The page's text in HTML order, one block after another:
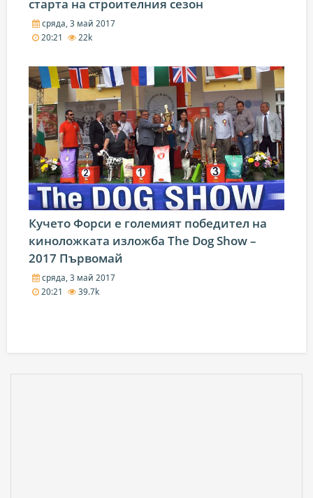
старта на строителния сезон
сряда, 3 май 2017
20:21
22k
Кучето Форси е големият победител на
киноложката изложба The Dog Show –
2017 Първомай
сряда, 3 май 2017
20:21
39.7k